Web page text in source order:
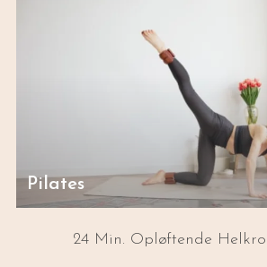
Pilates
24 Min. Opløftende